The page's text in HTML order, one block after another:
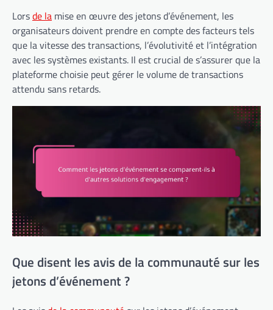
Lorsde la mise en œuvre des jetons d’événement, les
organisateurs doivent prendre en compte des facteurs tels
que la vitesse des transactions, l’évolutivité et l’intégration
avec les systèmes existants. Il est crucial de s’assurer que la
plateforme choisie peut gérer le volume de transactions
attendu sans retards.
Que disent les avis de la communauté sur les
jetons d’événement ?